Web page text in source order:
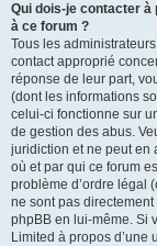
Qui dois-je contacter à
à ce forum ?
Tous les
contact approprié
réponse de leur part,
(dont les informations
celui-ci fonctionne sur
de gestion des abus.
juridiction et ne peut en
où et par qui ce forum
problème d’ordre légal
ne sont pas
phpBB en lui-même. Si
Limited à propos